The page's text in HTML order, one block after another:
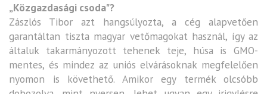
„Közgazdasági csoda"?
Zászlós Tibor azt hangsúlyozta, a cég alapvetően
garantáltan tiszta magyar vetőmagokat használ, így az
általuk takarmányozott tehenek teje, húsa is GMO-
mentes, és mindez az uniós elvárásoknak megfelelően
nyomon is követhető. Amikor egy termék olcsóbb